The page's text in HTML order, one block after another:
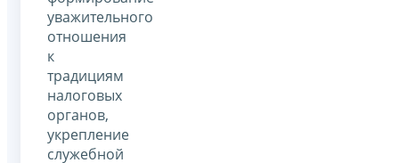
уважительного
отношения
к
традициям
налоговых
органов,
укрепление
служебной